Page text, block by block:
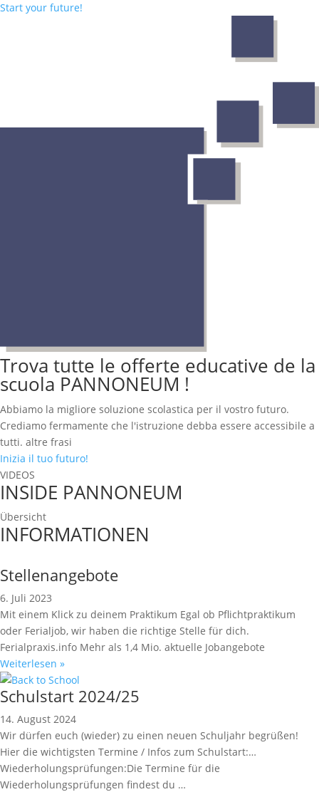
Start your future!
Trova tutte le offerte educative de la
scuola PANNONEUM !
Abbiamo la migliore soluzione scolastica per il vostro futuro.
Crediamo fermamente che l'istruzione debba essere accessibile a
tutti. altre frasi
Inizia il tuo futuro!
VIDEOS
INSIDE PANNONEUM
Übersicht
INFORMATIONEN
Stellenangebote
6. Juli 2023
Mit einem Klick zu deinem Praktikum Egal ob Pflichtpraktikum
oder Ferialjob, wir haben die richtige Stelle für dich.
Ferialpraxis.info Mehr als 1,4 Mio. aktuelle Jobangebote
Weiterlesen »
Schulstart 2024/25
14. August 2024
Wir dürfen euch (wieder) zu einen neuen Schuljahr begrüßen!
Hier die wichtigsten Termine / Infos zum Schulstart:…
Wiederholungsprüfungen:Die Termine für die
Wiederholungsprüfungen findest du …